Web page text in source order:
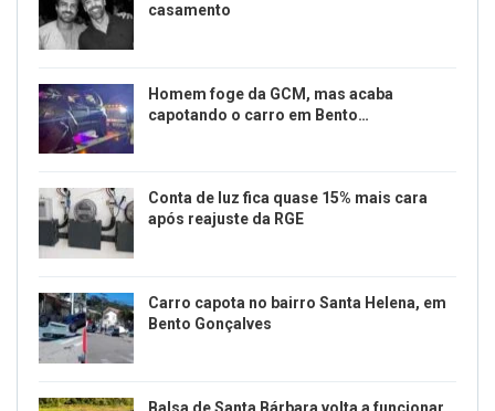
casamento
Homem foge da GCM, mas acaba
capotando o carro em Bento…
Conta de luz fica quase 15% mais cara
após reajuste da RGE
Carro capota no bairro Santa Helena, em
Bento Gonçalves
Balsa de Santa Bárbara volta a funcionar